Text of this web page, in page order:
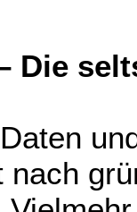
Die
nach